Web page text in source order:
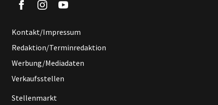
Kontakt/Impressum
Redaktion/Terminredaktion
Werbung/Mediadaten
Verkaufsstellen
Stellenmarkt